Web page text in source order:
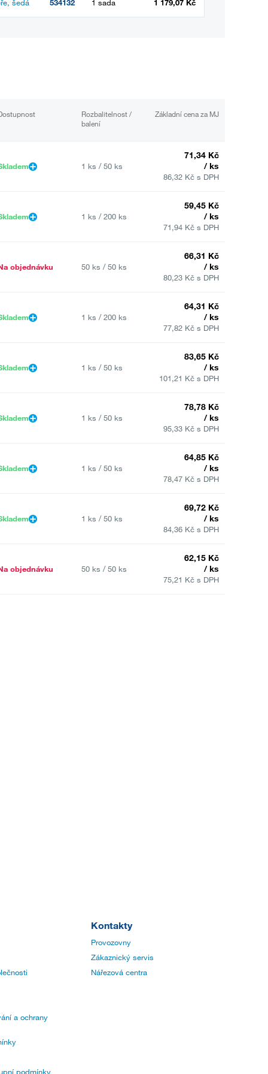
šedá 534132 1 sada 1 179,07 Kč
Rozbalitelnost /
balení
Základní cena za MJ
1 ks / 50 ks
71,34 Kč
/ ks
86,32 Kč s DPH
1 ks / 200 ks
59,45 Kč
/ ks
71,94 Kč s DPH
objednávku 50 ks / 50 ks
66,31 Kč
/ ks
80,23 Kč s DPH
1 ks / 200 ks
64,31 Kč
/ ks
77,82 Kč s DPH
1 ks / 50 ks
83,65 Kč
/ ks
101,21 Kč s DPH
1 ks / 50 ks
78,78 Kč
/ ks
95,33 Kč s DPH
1 ks / 50 ks
64,85 Kč
/ ks
78,47 Kč s DPH
1 ks / 50 ks
69,72 Kč
/ ks
84,36 Kč s DPH
objednávku 50 ks / 50 ks
62,15 Kč
/ ks
75,21 Kč s DPH
a ochrany
podmínky
Kontakty
Provozovny
Zákaznický servis
Nářezová centra